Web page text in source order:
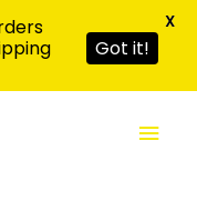
Got it!
X